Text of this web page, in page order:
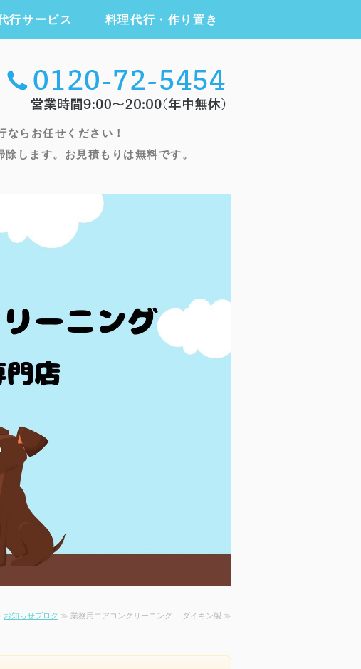
ーニング・ハウスクリーニング・家
らお任せください！
します。お見積もりは無料です。
行サービス 料理代行・作り置き
お知らせブログ ≫ 業務用エアコンクリーニング ダイキン製 ≫